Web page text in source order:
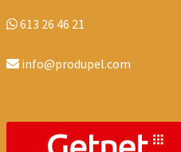
613 26 46 21
info@produpel.com